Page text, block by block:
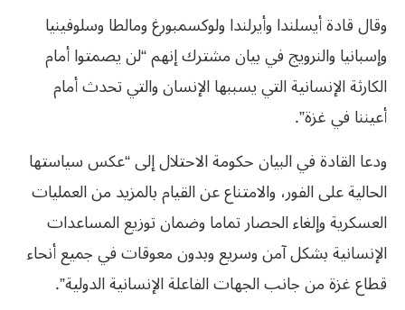
وقال قادة أيسلندا وأيرلندا ولوكسمبورغ ومالطا وسلوفينيا
وإسبانيا والنرويج في بيان مشترك إنهم “لن يصمتوا أمام
الكارثة الإنسانية التي يسببها الإنسان والتي تحدث أمام
أعيننا في غزة”.
ودعا القادة في البيان حكومة الاحتلال إلى “عكس سياستها
الحالية على الفور، والامتناع عن القيام بالمزيد من العمليات
العسكرية وإلغاء الحصار تماما وضمان توزيع المساعدات
الإنسانية بشكل آمن وسريع وبدون معوقات في جميع أنحاء
قطاع غزة من جانب الجهات الفاعلة الإنسانية الدولية”.